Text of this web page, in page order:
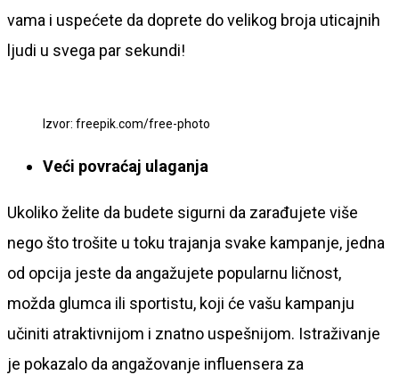
vama i uspećete da doprete do velikog broja uticajnih
ljudi u svega par sekundi!
Izvor: freepik.com/free-photo
Veći povraćaj ulaganja
Ukoliko želite da budete sigurni da zarađujete više
nego što trošite u toku trajanja svake kampanje, jedna
od opcija jeste da angažujete popularnu ličnost,
možda glumca ili sportistu, koji će vašu kampanju
učiniti atraktivnijom i znatno uspešnijom. Istraživanje
je pokazalo da angažovanje influensera za